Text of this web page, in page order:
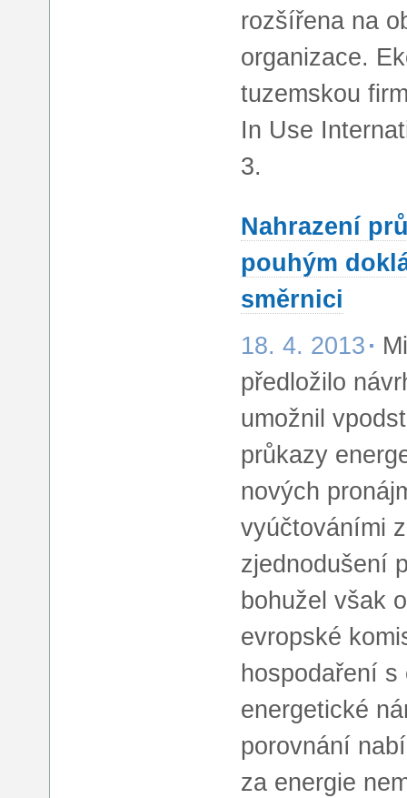
rozšířena na
organizace.
tuzemskou
In Use
3.
Nahrazení
pouhým
směrnici
18. 4. 2013
předložilo
umožnil
průkazy
nových
vyúčtováními
zjednodušení
bohužel však
evropské
hospodaření
energetické
porovnání
za energie